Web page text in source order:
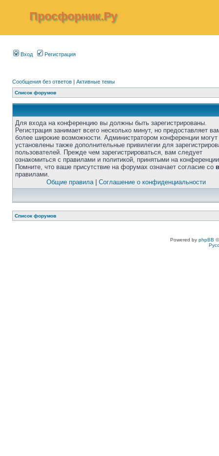
Просфорник.Ру
Вход Регистрация
Сообщения без ответов | Активные темы
Список форумов
Для входа на конференцию вы должны быть зарегистрированы.
Регистрация занимает всего несколько минут, но предоставляет
более широкие возможности. Администратором конференции
установлены также дополнительные привилегии для
пользователей. Прежде чем зарегистрироваться, вам следует
ознакомиться с правилами и политикой, принятыми на
Помните, что ваше присутствие на форумах означает согласие со
правилами.
Общие правила| Соглашение о конфиденциальности
Список форумов
Powered by phpBB